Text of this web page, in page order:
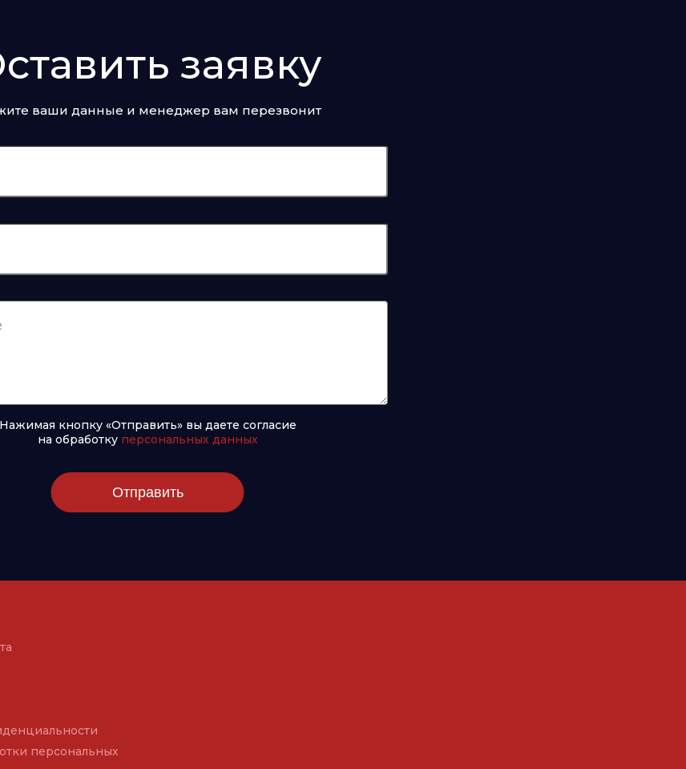
заявку
ваши данные и менеджер вам перезвонит
Нажимая кнопку «Отправить» вы даете согласие
на обработку персональных данных
Отправить
персональных